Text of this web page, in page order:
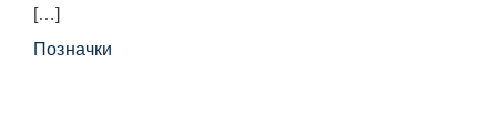
[…]
Позначки